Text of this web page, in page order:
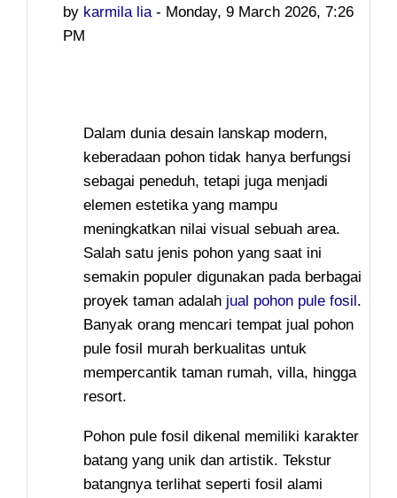
by karmila lia- Monday, 9 March 2026, 7:26
PM
Dalam dunia desain lanskap modern,
keberadaan pohon tidak hanya berfungsi
sebagai peneduh, tetapi juga menjadi
elemen estetika yang mampu
meningkatkan nilai visual sebuah area.
Salah satu jenis pohon yang saat ini
semakin populer digunakan pada berbagai
proyek taman adalah jual pohon pule fosil.
Banyak orang mencari tempat jual pohon
pule fosil murah berkualitas untuk
mempercantik taman rumah, villa, hingga
resort.
Pohon pule fosil dikenal memiliki karakter
batang yang unik dan artistik. Tekstur
batangnya terlihat seperti fosil alami